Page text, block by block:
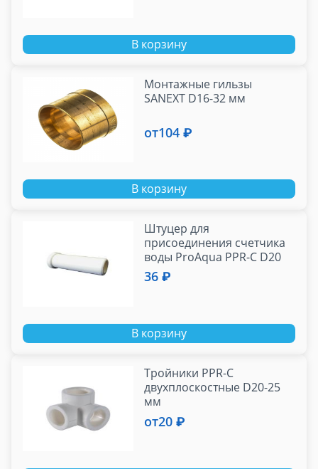
В корзину
Монтажные гильзы
SANEXT D16-32 мм
от104 ₽
В корзину
Штуцер для
присоединения счетчика
воды ProAqua PPR-C D20
мм
36 ₽
В корзину
Тройники PPR-C
двухплоскостные D20-25
мм
от20 ₽